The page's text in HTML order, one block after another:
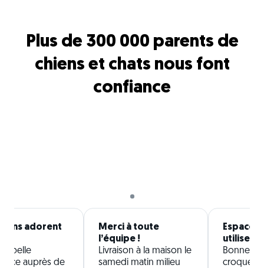
Plus de 300 000 parents de
chiens et chats nous font
confiance
adorent
belle
auprès de
Merci à toute
l’équipe !
Livraison à la maison le
samedi matin milieu
Espace
utiliser
Bonne